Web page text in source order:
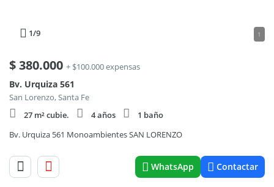
1/9 1
$380.000 + $100.000 expensas
Bv. Urquiza 561
San Lorenzo, Santa Fe
27 m² cubie.
4 años
1 baño
Bv. Urquiza 561 Monoambientes SAN LORENZO
WhatsApp Contactar